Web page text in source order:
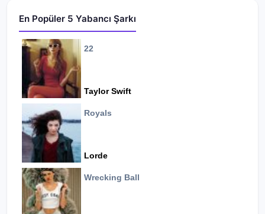
En Popüler 5 Yabancı Şarkı
22
Taylor Swift
Royals
Lorde
Wrecking Ball